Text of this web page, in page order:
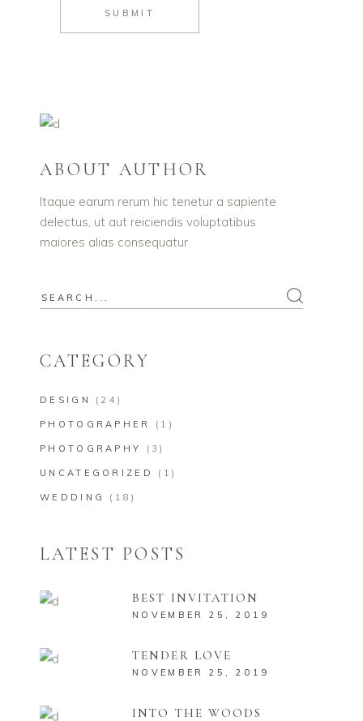
SUBMIT
ABOUT AUTHOR
Itaque earum rerum hic tenetur a sapiente
delectus, ut aut reiciendis voluptatibus
maiores alias consequatur
Search
CATEGORY
DESIGN (24)
PHOTOGRAPHER (1)
PHOTOGRAPHY (3)
UNCATEGORIZED (1)
WEDDING (18)
LATEST POSTS
BEST INVITATION
NOVEMBER 25, 2019
TENDER LOVE
NOVEMBER 25, 2019
INTO THE WOODS